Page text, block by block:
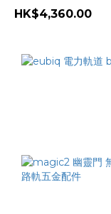
HK$4,360.00